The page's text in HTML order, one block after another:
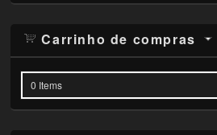
Carrinho de compras
0 Items